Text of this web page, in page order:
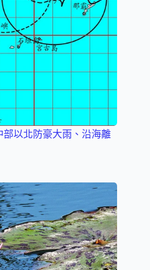
以北防豪大雨、沿海離